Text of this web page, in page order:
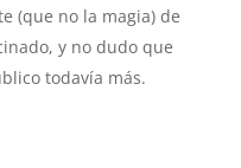
(que no la magia) de
y no dudo que
todavía más.